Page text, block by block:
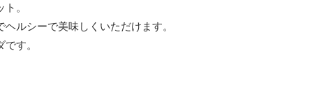
。
ルシーで美味しくいただけます。
す。